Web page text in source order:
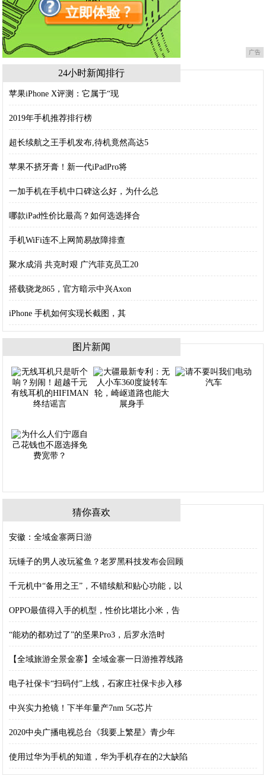
广告
24小时新闻排行
苹果iPhone X评测：它属于“现
2019年手机推荐排行榜
超长续航之王手机发布,待机竟然高达5
苹果不挤牙膏！新一代iPadPro将
一加手机在手机中口碑这么好，为什么总
哪款iPad性价比最高？如何选选择合
手机WiFi连不上网简易故障排查
聚水成涓 共克时艰 广汽菲克员工20
搭载骁龙865，官方暗示中兴Axon
iPhone 手机如何实现长截图，其
图片新闻
猜你喜欢
安徽：全域金寨两日游
玩锤子的男人改玩鲨鱼？老罗黑科技发布会回顾
千元机中“备用之王”，不错续航和贴心功能，以
OPPO最值得入手的机型，性价比堪比小米，告
“能劝的都劝过了”的坚果Pro3，后罗永浩时
【全域旅游全景金寨】全域金寨一日游推荐线路
电子社保卡“扫码付”上线，石家庄社保卡步入移
中兴实力抢镜！下半年量产7nm 5G芯片
2020中央广播电视总台《我要上繁星》青少年
使用过华为手机的知道，华为手机存在的2大缺陷